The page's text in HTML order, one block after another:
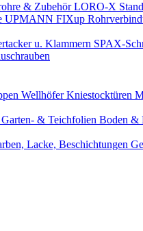
& ZubehörLORO-X
UPMANN FIXup
u. Klammern SPAX-
Wellhöfer Kniestocktüren
Garten- & Teichfolien Boden &
Lacke, Beschichtungen